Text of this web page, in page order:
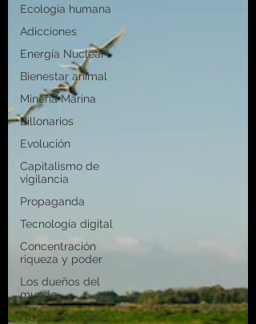
Ecología humana
Adicciones
Energía Nuclear
Bienestar animal
Minería Marina
Billonarios
Evolución
Capitalismo de
vigilancia
Propaganda
Tecnología digital
Concentración
riqueza y poder
Los dueños del
mundo
Nueva economía